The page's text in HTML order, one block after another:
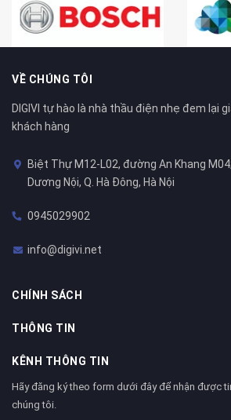
VỀ CHÚNG TÔI
DIGIVI tự hào là nhà thầu điện nhẹ đem lại
khách hàng
Biệt Thự M12-L02, đường An Khang
Dương Nội, Q. Hà Đông, Hà Nội
0945029902
info@digivi.net
CHÍNH SÁCH
THÔNG TIN
KÊNH THÔNG TIN
Hãy đăng ký theo form dưới đây để nhận được
chúng tôi.